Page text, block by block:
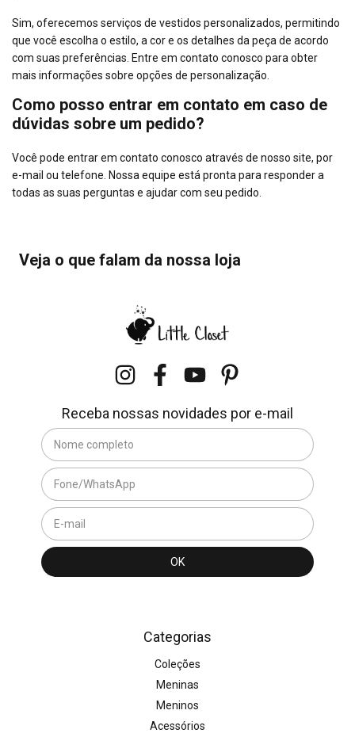
Sim, oferecemos serviços de vestidos personalizados, permitindo
que você escolha o estilo, a cor e os detalhes da peça de acordo
com suas preferências. Entre em contato conosco para obter
mais informações sobre opções de personalização.
Como posso entrar em contato em caso de
dúvidas sobre um pedido?
Você pode entrar em contato conosco através de nosso site, por
e-mail ou telefone. Nossa equipe está pronta para responder a
todas as suas perguntas e ajudar com seu pedido.
Veja o que falam da nossa loja
Receba nossas novidades por e-mail
Categorias
Coleções
Meninas
Meninos
Acessórios